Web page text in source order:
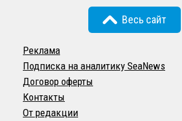
Весь сайт
Реклама
Подписка на аналитику SeaNews
Договор оферты
Контакты
От редакции